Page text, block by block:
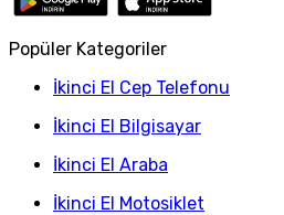
Popüler Kategoriler
İkinci El Cep Telefonu
İkinci El Bilgisayar
İkinci El Araba
İkinci El Motosiklet